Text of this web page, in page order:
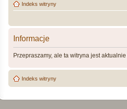
Indeks witryny
Informacje
Przepraszamy, ale ta witryna jest aktualnie
Indeks witryny